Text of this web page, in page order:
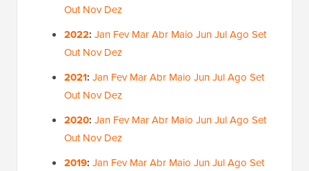
Out Nov Dez
2022: Jan Fev MarAbr Maio JunJulAgo Set
Out Nov Dez
2021: Jan Fev MarAbr Maio JunJulAgo Set
Out Nov Dez
2020: Jan Fev MarAbr Maio JunJulAgo Set
Out Nov Dez
2019: Jan Fev MarAbr Maio JunJulAgo Set